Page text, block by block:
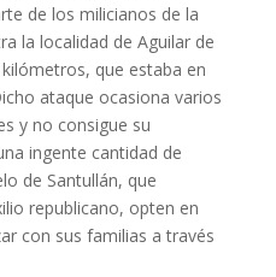
de los milicianos de la
la localidad de Aguilar de
que estaba en
ataque ocasiona varios
y no consigue su
ingente cantidad de
de Santullán, que
republicano, opten en
con sus familias a través